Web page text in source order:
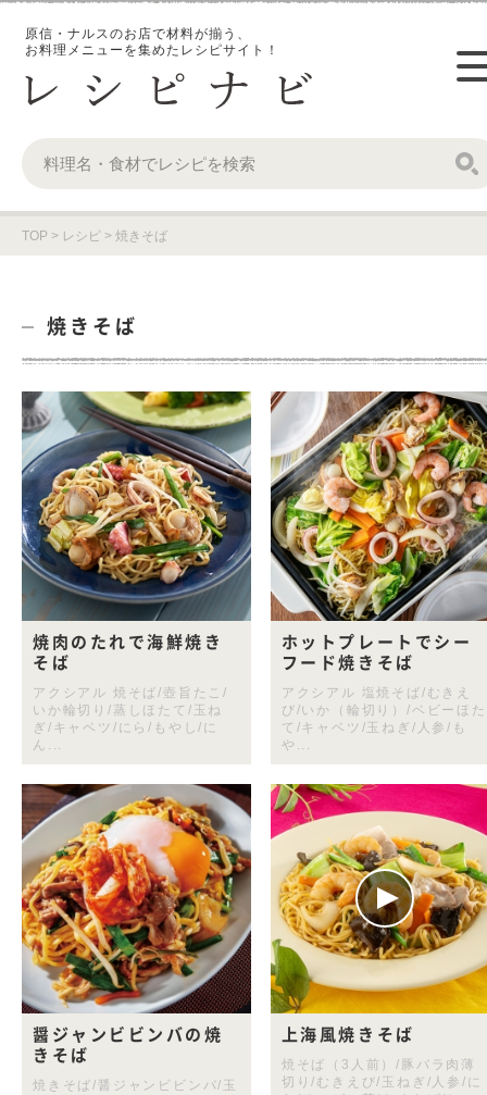
原信・ナルスのお店で材料が揃う、
お料理メニューを集めたレシピサイト！
TOP > レシピ > 焼きそば
焼きそば
焼肉のたれで海鮮焼き
そば
アクシアル 焼そば/壺旨たこ/
いか輪切り/蒸しほたて/玉ね
ぎ/キャベツ/にら/もやし/に
ん...
ホットプレートでシー
フード焼きそば
アクシアル 塩焼そば/むきえ
び/いか（輪切り）/ベビーほた
て/キャベツ/玉ねぎ/人参/も
や...
醤ジャンビビンバの焼
きそば
焼きそば/醤ジャンビビンバ/玉
上海風焼きそば
焼そば（3人前）/豚バラ肉薄
切り/むきえび/玉ねぎ/人参/に